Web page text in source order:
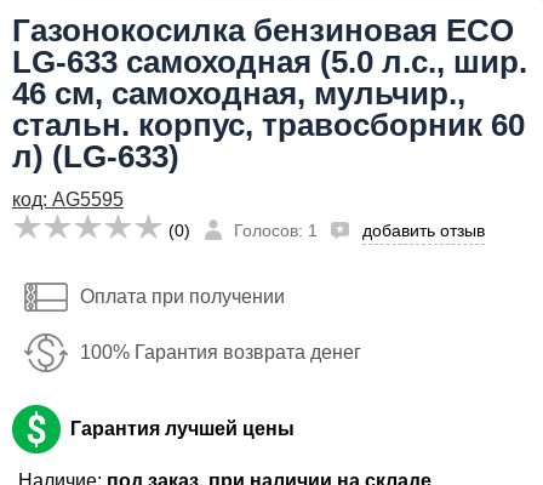
Газонокосилка бензиновая ECO
LG-633 самоходная (5.0 л.с., шир.
46 см, самоходная, мульчир.,
стальн. корпус, травосборник 60
л) (LG-633)
код: AG5595
(0) Голосов: 1 добавить отзыв
Оплата при получении
100% Гарантия возврата денег
Гарантия лучшей цены
Наличие: под заказ, при наличии на складе
Я даю согласие наобработку персональных данных
Сообщить о поступлении
27,880 руб
Имя:
Email:
Телефон*:
Сообщить о поступлении